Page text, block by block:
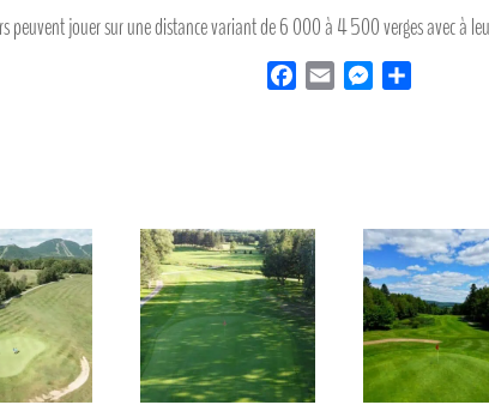
2026)
peuvent jouer sur une distance variant de 6 000 à 4 500 verges avec à
o
k
g
e
r
e
r